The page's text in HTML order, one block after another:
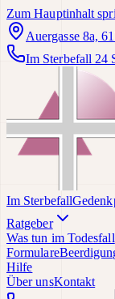
Zum Hauptinhalt
Auergasse 8a,
Im Sterbefall 24
Im Sterbefall
Ratgeber
Was tun im Todesfall
Formulare
Hilfe
Über unsKontakt